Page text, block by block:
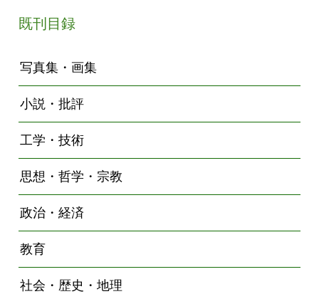
既刊目録
写真集・画集
小説・批評
工学・技術
思想・哲学・宗教
政治・経済
教育
社会・歴史・地理